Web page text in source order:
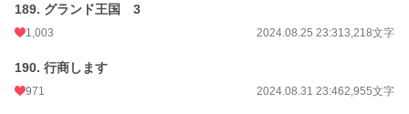
189. グランド王国 3
1,003 2024.08.25 23:313,218文字
190. 行商します
971 2024.08.31 23:462,955文字